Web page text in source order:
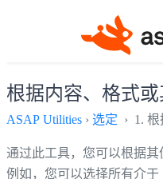
根据内容、格式
ASAP Utilities › 选定 › 1.
通过此工具，您可以根据其
例如，您可以选择所有介于